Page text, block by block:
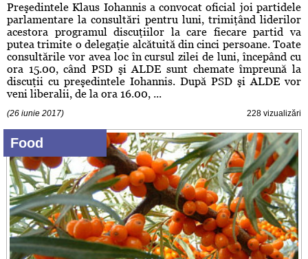
Preşedintele Klaus Iohannis a convocat oficial joi partidele
parlamentare la consultări pentru luni, trimiţând liderilor
acestora programul discuţiilor la care fiecare partid va
putea trimite o delegaţie alcătuită din cinci persoane. Toate
consultările vor avea loc în cursul zilei de luni, începând cu
ora 15.00, când PSD şi ALDE sunt chemate împreună la
discuţii cu preşedintele Iohannis. După PSD şi ALDE vor
veni liberalii, de la ora 16.00, ...
(26 iunie 2017) 228 vizualizări
Food